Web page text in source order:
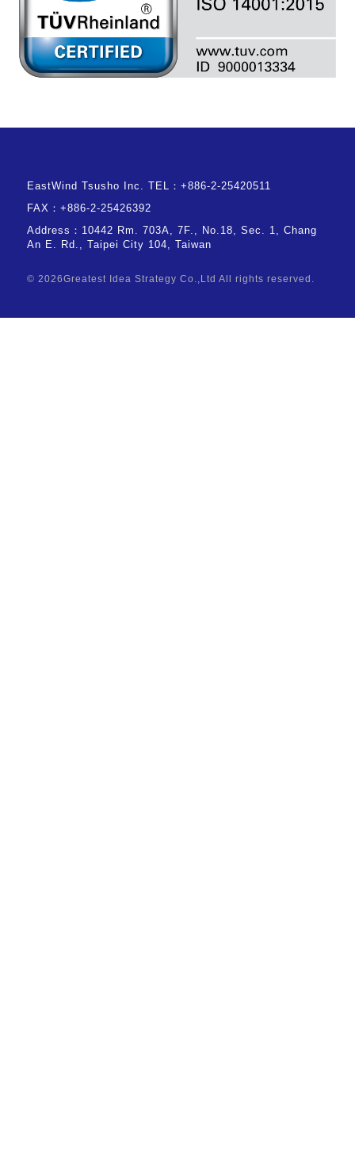
EastWind Tsusho Inc. TEL：+886-2-25420511
FAX：+886-2-25426392
Address：10442 Rm. 703A, 7F., No.18, Sec. 1, Chang
An E. Rd., Taipei City 104, Taiwan
© 2026Greatest Idea Strategy Co.,Ltd All rights reserved.